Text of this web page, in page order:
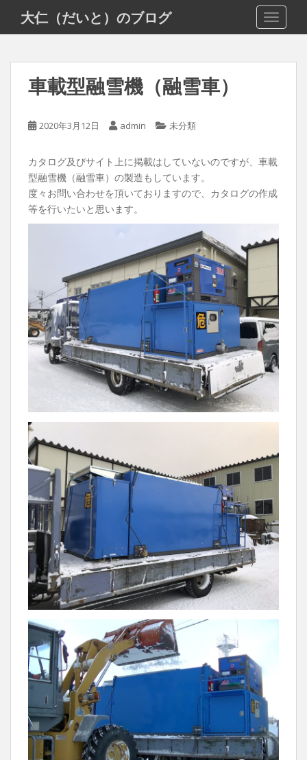
i
大仁（だいと）のブログ
車載型融雪機（融雪車）
2020年3月12日 admin 未分類
カタログ及びサイト上に掲載はしていないのですが、車載
型融雪機（融雪車）の製造もしています。
度々お問い合わせを頂いておりますので、カタログの作成
等を行いたいと思います。